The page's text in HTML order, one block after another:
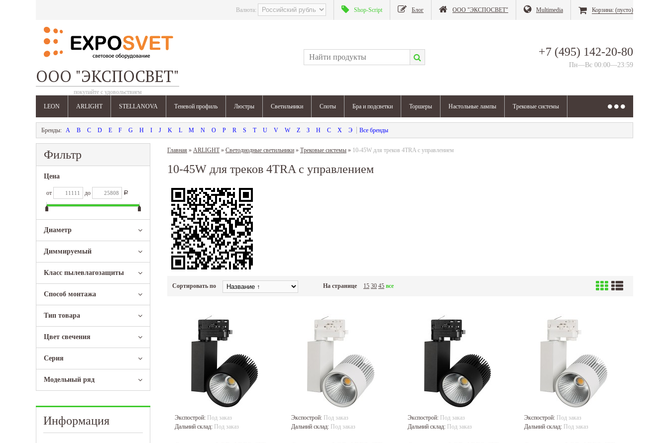
Валюта: Shop-Script Блог ООО "ЭКСПОСВЕТ" Multimedia Корзина: (пусто)
ООО "ЭКСПОСВЕТ"
покупайте с удовольствием
+7 (495) 142-20-80
Пн—Вс 00:00—23:59
LEON ARLIGHT STELLANOVA Теневой профиль Люстры Светильники Споты Бра и подсветки Торшеры Настольные лампы Трековые системы
A B C D E F G H I J K L M N O P R S T U V W Z З Н С Х Э
Фильтр
Цена
от до Р
Диаметр
Диммируeмый
Класс пылевлагозащиты
Способ монтажа
Тип товара
Цвет свечения
Серия
Модельный ряд
Информация
Главная » ARLIGHT» Светодиодные светильники » Трековые системы » 10-45W для треков 4TRA с управлением
10-45W для треков 4TRA с управлением
Сортировать по На странице 15 30 45 все
Экспострой: Под заказ
Дальний склад: Под заказ
Экспострой: Под заказ
Дальний склад: Под заказ
Экспострой: Под заказ
Дальний склад: Под заказ
Экспострой: Под заказ
Дальний склад: Под заказ